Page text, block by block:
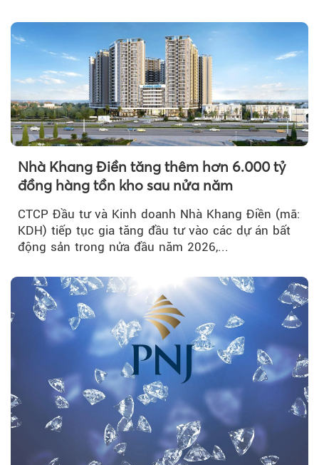
Nhà Khang Điền tăng thêm hơn 6.000 tỷ
đồng hàng tồn kho sau nửa năm
CTCP Đầu tư và Kinh doanh Nhà Khang Điền (mã:
KDH) tiếp tục gia tăng đầu tư vào các dự án bất
động sản trong nửa đầu năm 2026,...